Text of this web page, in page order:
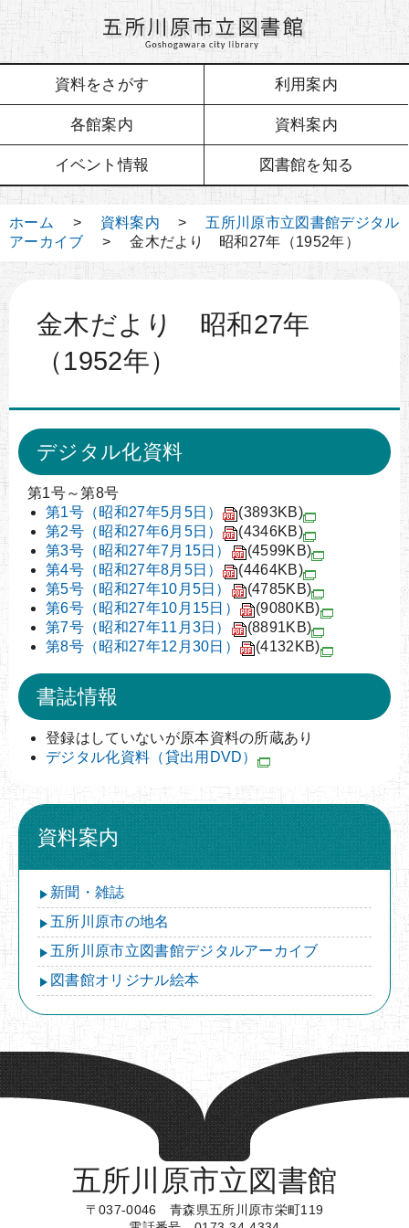
資料をさがす 利用案内
各館案内 資料案内
イベント情報 図書館を知る
ホーム > 資料案内 > 五所川原市立図書館デジタル
アーカイブ > 金木だより 昭和27年（1952年）
金木だより 昭和27年
（1952年）
デジタル化資料
第1号～第8号
第1号（昭和27年5月5日）
(3893KB)
第2号（昭和27年6月5日）
(4346KB)
第3号（昭和27年7月15日）
(4599KB)
第4号（昭和27年8月5日）
(4464KB)
第5号（昭和27年10月5日）
(4785KB)
第6号（昭和27年10月15日）
(9080KB)
第7号（昭和27年11月3日）
(8891KB)
第8号（昭和27年12月30日）
(4132KB)
書誌情報
登録はしていないが原本資料の所蔵あり
デジタル化資料（貸出用DVD）
資料案内
新聞・雑誌
五所川原市の地名
五所川原市立図書館デジタルアーカイブ
図書館オリジナル絵本
五所川原市立図書館
〒037-0046 青森県五所川原市栄町119